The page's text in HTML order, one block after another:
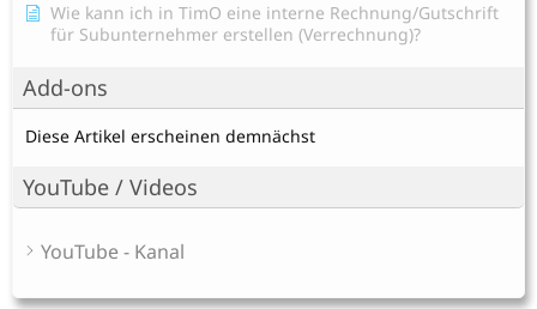
Wie kann ich in TimO eine interne Rechnung/Gutschrift
für Subunternehmer erstellen (Verrechnung)?
Add-ons
Diese Artikel erscheinen demnächst
YouTube / Videos
YouTube - Kanal